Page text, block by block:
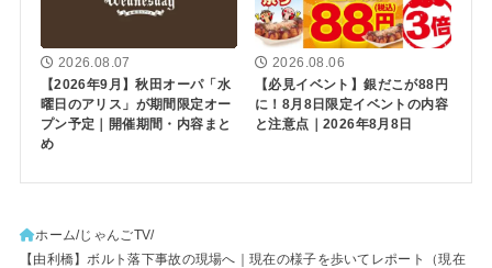
2026.08.07
【2026年9月】秋田オーパ「水
曜日のアリス」が期間限定オー
プン予定｜開催期間・内容まと
め
2026.08.06
【必見イベント】銀だこが88円
に！8月8日限定イベントの内容
と注意点｜2026年8月8日
ホーム じゃんごTV
【由利橋】ボルト落下事故の現場へ｜現在の様子を歩いてレポート（現在